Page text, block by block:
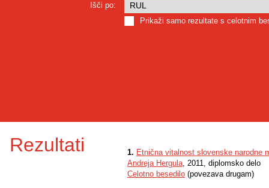
Išči po:
Prikaži samo rezultate s celotnim
Rezultati 1. Etnična vitalnost slovenske narodne
Andreja Hergula, 2011, diplomsko delo
Celotno besedilo (povezava drugam)